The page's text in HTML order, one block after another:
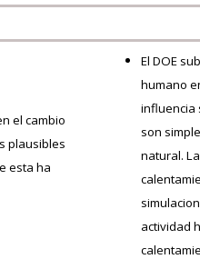
el cambio
plausibles
esta ha
El DOE
humano
influencia
son
natural.
actividad